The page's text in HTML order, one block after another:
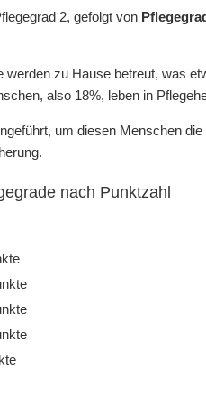
2, gefolgt von
werden zu Hause betreut, was
also 18%, leben in
um diesen Menschen
nach Punktzahl